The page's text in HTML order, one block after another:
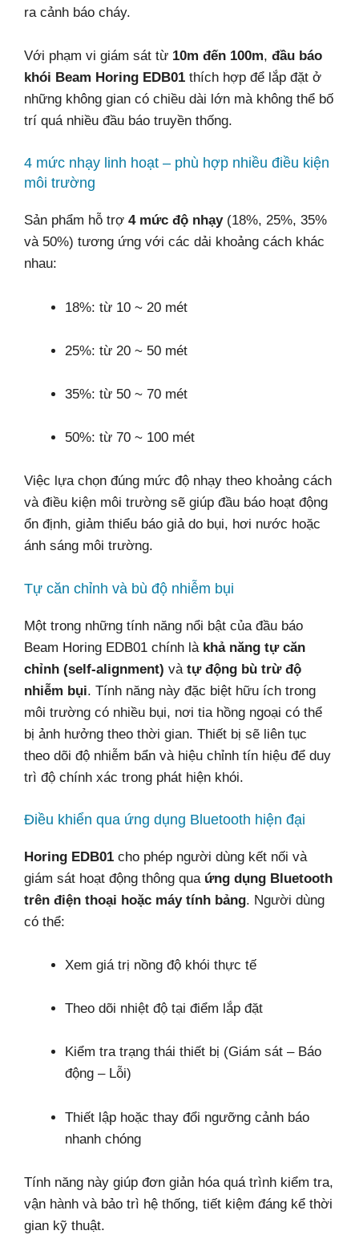
ra cảnh báo cháy.
Với phạm vi giám sát từ 10m đến 100m, đầu báo
khói Beam Horing EDB01 thích hợp để lắp đặt ở
những không gian có chiều dài lớn mà không thể bố
trí quá nhiều đầu báo truyền thống.
4 mức nhạy linh hoạt – phù hợp nhiều điều kiện
môi trường
Sản phẩm hỗ trợ 4 mức độ nhạy(18%, 25%, 35%
và 50%) tương ứng với các dải khoảng cách khác
nhau:
18%: từ 10 ~ 20 mét
25%: từ 20 ~ 50 mét
35%: từ 50 ~ 70 mét
50%: từ 70 ~ 100 mét
Việc lựa chọn đúng mức độ nhạy theo khoảng cách
và điều kiện môi trường sẽ giúp đầu báo hoạt động
ổn định, giảm thiểu báo giả do bụi, hơi nước hoặc
ánh sáng môi trường.
Tự căn chỉnh và bù độ nhiễm bụi
Một trong những tính năng nổi bật của đầu báo
Beam Horing EDB01 chính là khả năng tự căn
chỉnh (self-alignment) và tự động bù trừ độ
nhiễm bụi. Tính năng này đặc biệt hữu ích trong
môi trường có nhiều bụi, nơi tia hồng ngoại có thể
bị ảnh hưởng theo thời gian. Thiết bị sẽ liên tục
theo dõi độ nhiễm bẩn và hiệu chỉnh tín hiệu để duy
trì độ chính xác trong phát hiện khói.
Điều khiển qua ứng dụng Bluetooth hiện đại
Horing EDB01 cho phép người dùng kết nối và
giám sát hoạt động thông qua ứng dụng Bluetooth
trên điện thoại hoặc máy tính bảng. Người dùng
có thể:
Xem giá trị nồng độ khói thực tế
Theo dõi nhiệt độ tại điểm lắp đặt
Kiểm tra trạng thái thiết bị (Giám sát – Báo
động – Lỗi)
Thiết lập hoặc thay đổi ngưỡng cảnh báo
nhanh chóng
Tính năng này giúp đơn giản hóa quá trình kiểm tra,
vận hành và bảo trì hệ thống, tiết kiệm đáng kể thời
gian kỹ thuật.